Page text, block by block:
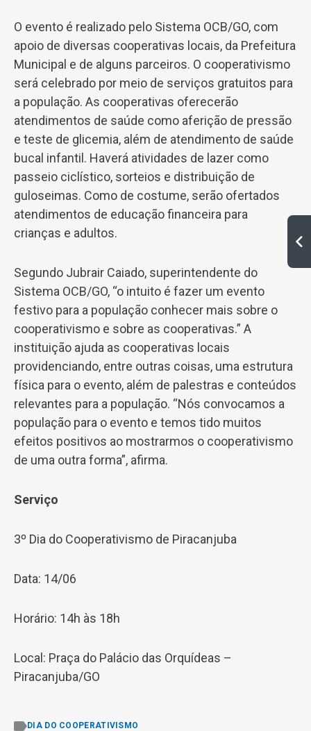
O evento é realizado pelo Sistema OCB/GO, com
apoio de diversas cooperativas locais, da Prefeitura
Municipal e de alguns parceiros. O cooperativismo
será celebrado por meio de serviços gratuitos para
a população. As cooperativas oferecerão
atendimentos de saúde como aferição de pressão
e teste de glicemia, além de atendimento de saúde
bucal infantil. Haverá atividades de lazer como
passeio ciclístico, sorteios e distribuição de
guloseimas. Como de costume, serão ofertados
atendimentos de educação financeira para
crianças e adultos.
Segundo Jubrair Caiado, superintendente do
Sistema OCB/GO, “o intuito é fazer um evento
festivo para a população conhecer mais sobre o
cooperativismo e sobre as cooperativas.” A
instituição ajuda as cooperativas locais
providenciando, entre outras coisas, uma estrutura
física para o evento, além de palestras e conteúdos
relevantes para a população. “Nós convocamos a
população para o evento e temos tido muitos
efeitos positivos ao mostrarmos o cooperativismo
de uma outra forma”, afirma.
Serviço
3º Dia do Cooperativismo de Piracanjuba
Data: 14/06
Horário: 14h às 18h
Local: Praça do Palácio das Orquídeas –
Piracanjuba/GO
DIA DO COOPERATIVISMO